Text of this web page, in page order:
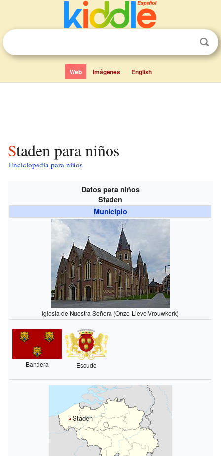
Web Imágenes English
Staden para niños
Enciclopedia para niños
Datos para niños
Staden
Municipio
Iglesia de Nuestra Señora (Onze-Lieve-Vrouwkerk)
Bandera Escudo
Staden